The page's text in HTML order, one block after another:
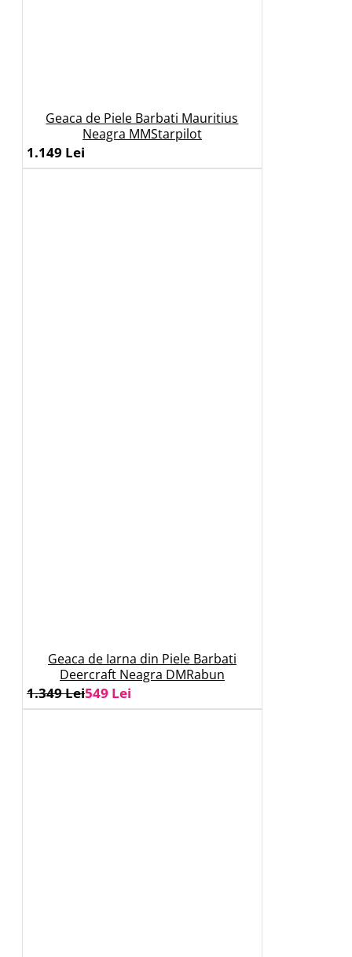
Geaca de Piele Barbati Mauritius
Neagra MMStarpilot
1.149 Lei
Geaca de Iarna din Piele Barbati
Deercraft Neagra DMRabun
549 Lei
1.349 Lei